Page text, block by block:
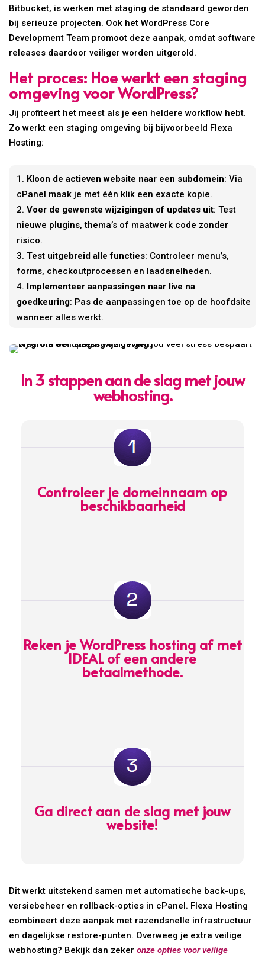
Bitbucket, is werken met staging de standaard geworden
bij serieuze projecten. Ook het WordPress Core
Development Team promoot deze aanpak, omdat software
releases daardoor veiliger worden uitgerold.
Het proces: Hoe werkt een staging
omgeving voor WordPress?
Jij profiteert het meest als je een heldere workflow hebt.
Zo werkt een staging omgeving bij bijvoorbeeld Flexa
Hosting:
Kloon de actieven website naar een subdomein: Via
cPanel maak je met één klik een exacte kopie.
Voer de gewenste wijzigingen of updates uit: Test
nieuwe plugins, thema’s of maatwerk code zonder
risico.
Test uitgebreid alle functies: Controleer menu’s,
forms, checkoutprocessen en laadsnelheden.
Implementeer aanpassingen naar live na
goedkeuring: Pas de aanpassingen toe op de hoofdsite
wanneer alles werkt.
In 3 stappen aan de slag met jouw
webhosting.
Controleer je domeinnaam op
beschikbaarheid
Reken je WordPress hosting af met
IDEAL of een andere
betaalmethode.
Ga direct aan de slag met jouw
website!
Dit werkt uitstekend samen met automatische back-ups,
versiebeheer en rollback-opties in cPanel. Flexa Hosting
combineert deze aanpak met razendsnelle infrastructuur
en dagelijkse restore-punten. Overweeg je extra veilige
webhosting? Bekijk dan zekeronze opties voor veilige